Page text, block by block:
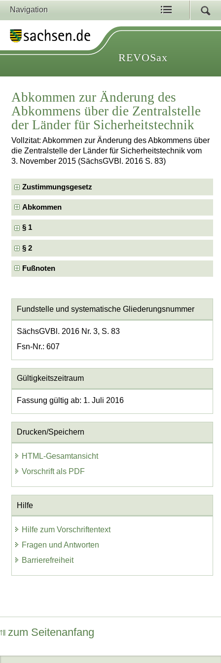
Navigation
REVOSax
Abkommen zur Änderung des
Abkommens über die Zentralstelle
der Länder für Sicherheitstechnik
Vollzitat: Abkommen zur Änderung des Abkommens über
die Zentralstelle der Länder für Sicherheitstechnik vom
3. November 2015 (SächsGVBl. 2016 S. 83)
Zustimmungsgesetz
Abkommen
§ 1
§ 2
Fußnoten
Fundstelle und systematische Gliederungsnummer
SächsGVBl. 2016 Nr. 3, S. 83
Fsn-Nr.: 607
Gültigkeitszeitraum
Fassung gültig ab: 1. Juli 2016
Drucken/Speichern
HTML-Gesamtansicht
Vorschrift als PDF
Hilfe
Hilfe zum Vorschriftentext
Fragen und Antworten
Barrierefreiheit
zum Seitenanfang